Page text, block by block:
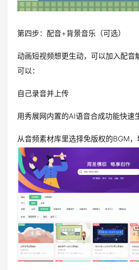
第四步：配音+背景音乐（可选）
动画短视频想更生动，可以加入配音
可以：
自己录音并上传
用秀展网内置的AI语音合成功能快速
从音频素材库里选择免版权的BGM